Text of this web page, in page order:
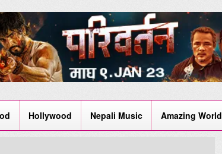
Hollywood Nepali Music Amazing World